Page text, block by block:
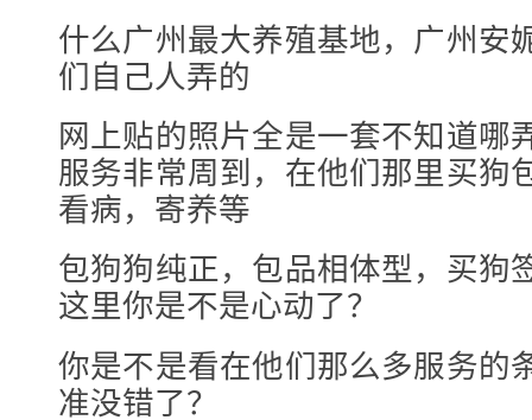
什么广州最大养殖基地，广州安
们自己人弄的
网上贴的照片全是一套不知道哪
服务非常周到，在他们那里买狗
看病，寄养等
包狗狗纯正，包品相体型，买狗
这里你是不是心动了？
你是不是看在他们那么多服务的
准没错了？